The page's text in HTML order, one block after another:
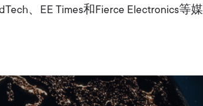
、EE Times和Fierce Electronics等媒